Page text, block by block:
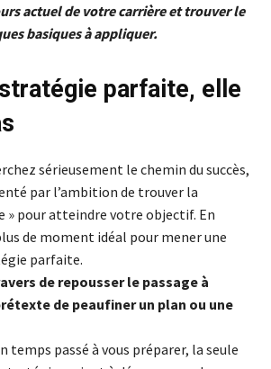
actuel de votre carrière et trouver le
basiques à appliquer.
parfaite, elle
sérieusement le chemin du succès,
par l’ambition de trouver la
» pour atteindre votre objectif. En
de moment idéal pour mener une
parfaite.
de repousser le passage à
de peaufiner un plan ou une
temps passé à vous préparer, la seule